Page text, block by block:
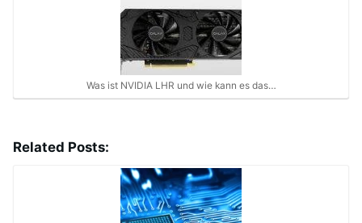
Was ist NVIDIA LHR und wie kann es das…
Related Posts: